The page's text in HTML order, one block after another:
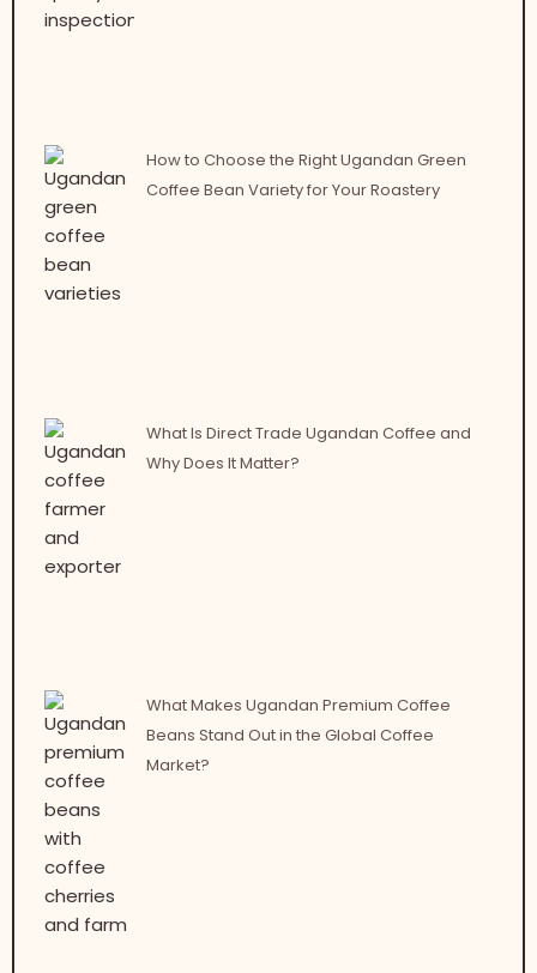
How to Choose the Right Ugandan Green
Coffee Bean Variety for Your Roastery
What Is Direct Trade Ugandan Coffee and
Why Does It Matter?
What Makes Ugandan Premium Coffee
Beans Stand Out in the Global Coffee
Market?